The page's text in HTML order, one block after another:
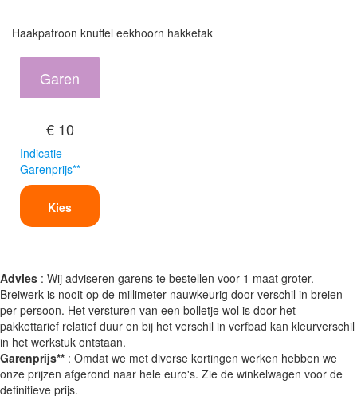
Haakpatroon knuffel eekhoorn hakketak
Garen
€ 10
Indicatie
Garenprijs**
Kies
Advies : Wij adviseren garens te bestellen voor 1 maat groter.
Breiwerk is nooit op de millimeter nauwkeurig door verschil in breien
per persoon. Het versturen van een bolletje wol is door het
pakkettarief relatief duur en bij het verschil in verfbad kan kleurverschil
in het werkstuk ontstaan.
Garenprijs** : Omdat we met diverse kortingen werken hebben we
onze prijzen afgerond naar hele euro's. Zie de winkelwagen voor de
definitieve prijs.